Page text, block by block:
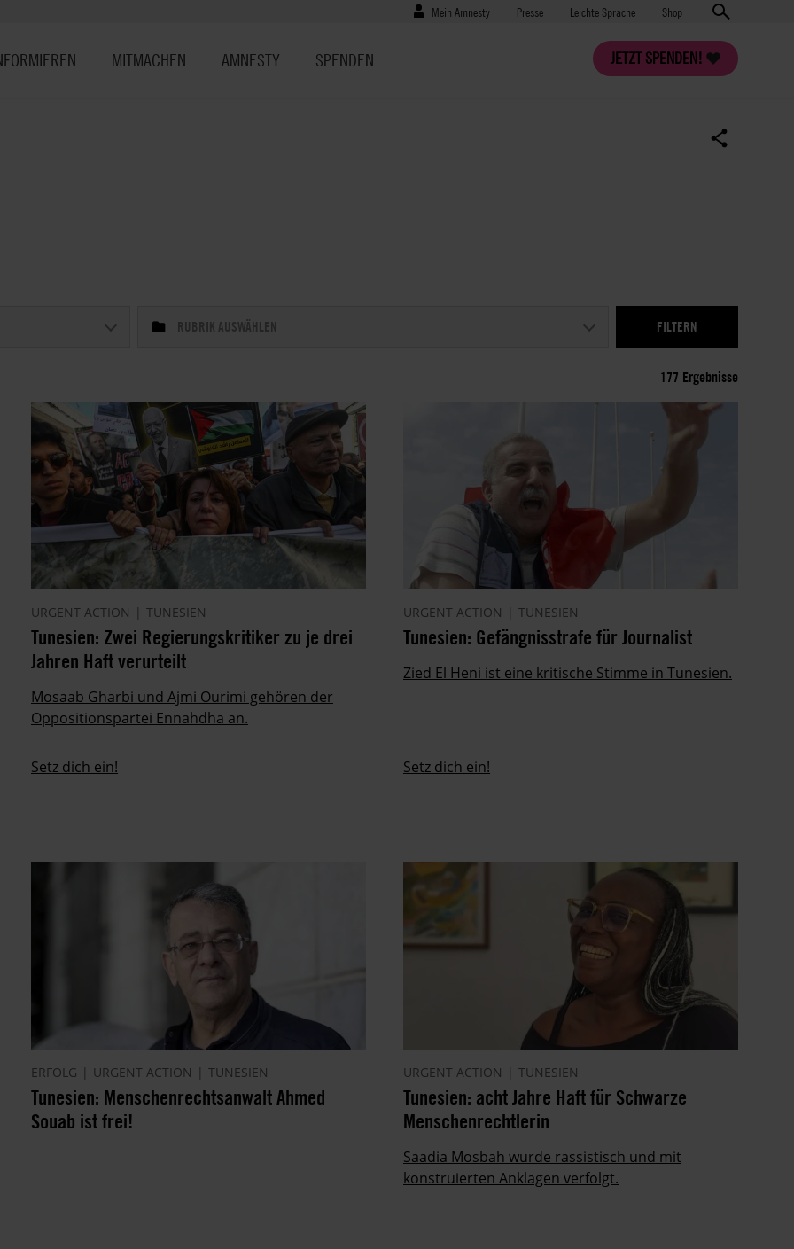
Benutzermenü
Mein Amnesty Presse
Presse Leichte Sprache Shop
JETZT SPENDEN!
MITMACHEN AMNESTY SPENDEN
RUBRIK AUSWÄHLEN
177 Ergebnisse
URGENT ACTION TUNESIEN
Tunesien: Zwei Regierungskritiker zu je drei
Jahren Haft verurteilt
Mosaab Gharbi und Ajmi Ourimi gehören der
Oppositionspartei Ennahdha an.
Setz dich ein!
URGENT ACTION TUNESIEN
Tunesien: Gefängnisstrafe für Journalist
Zied El Heni ist eine kritische Stimme in Tunesien.
Setz dich ein!
ERFOLG URGENT ACTION TUNESIEN
Tunesien: Menschenrechtsanwalt Ahmed
Souab ist frei!
URGENT ACTION TUNESIEN
Tunesien: acht Jahre Haft für Schwarze
Menschenrechtlerin
Saadia Mosbah wurde rassistisch und mit
konstruierten Anklagen verfolgt.